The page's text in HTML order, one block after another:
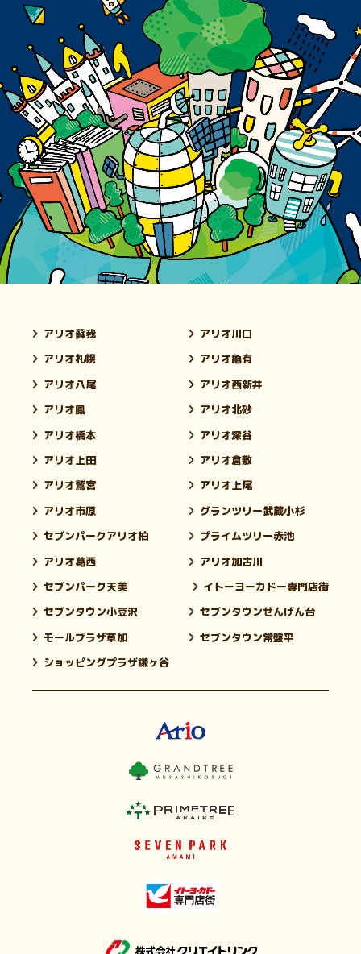
アリオ蘇我
アリオ川口
アリオ札幌
アリオ亀有
アリオ八尾
アリオ西新井
アリオ鳳
アリオ北砂
アリオ橋本
アリオ深谷
アリオ上田
アリオ倉敷
アリオ鷲宮
アリオ上尾
アリオ市原
グランツリー武蔵小杉
セブンパークアリオ柏
プライムツリー赤池
アリオ葛西
アリオ加古川
セブンパーク天美
イトーヨーカドー専門店街
セブンタウン小豆沢
セブンタウンせんげん台
モールプラザ草加
セブンタウン常盤平
ショッピングプラザ鎌ヶ谷